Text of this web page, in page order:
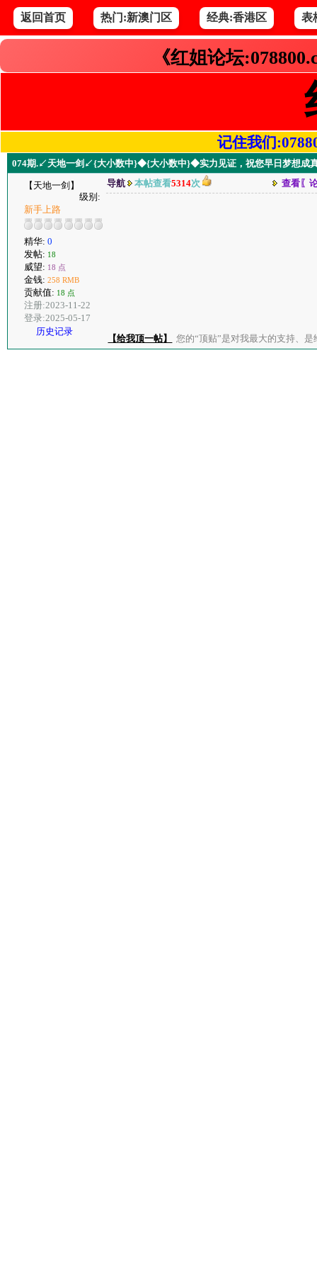
返回首页 热门:新澳门区 经典:香港区 表
《红姐论坛
记住我们
074期.↙天地一剑↙{大小数中}◆{大小数中}◆实力见证，祝您早日梦想成
【天地一剑】
级别:
新手上路
精华: 0
发帖: 18
威望: 18 点
金钱: 258 RMB
贡献值: 18 点
注册:2023-11-22
登录:2025-05-17
历史记录
导航 本帖查看5314次 查看〖
【给我顶一帖】 您的“顶贴”是对我最大的支持、